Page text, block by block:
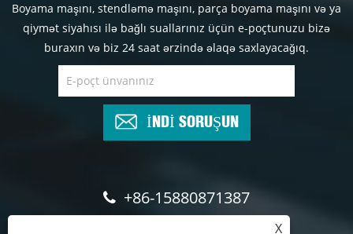
Boyama maşını, stendləmə maşını, parça boyama maşını və ya
qiymət siyahısı ilə bağlı suallarınız üçün e-poçtunuzu bizə
buraxın və biz 24 saat ərzində əlaqə saxlayacağıq.
İNDİ SORUŞUN
+86-15880871387
X